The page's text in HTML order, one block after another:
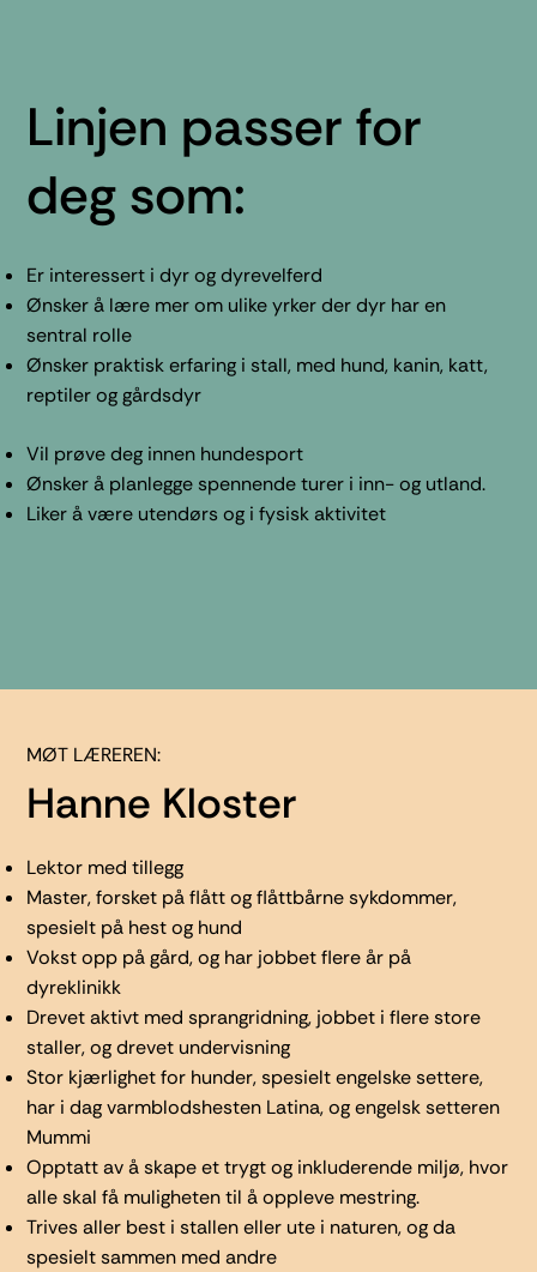
Linjen passer for
deg som:
Er interessert i dyr og dyrevelferd
Ønsker å lære mer om ulike yrker der dyr har en
sentral rolle
Ønsker praktisk erfaring i stall, med hund, kanin, katt,
reptiler og gårdsdyr
Vil prøve deg innen hundesport
Ønsker å planlegge spennende turer i inn- og utland.
Liker å være utendørs og i fysisk aktivitet
MØT LÆREREN:
Hanne Kloster
Lektor med tillegg
Master, forsket på flått og flåttbårne sykdommer,
spesielt på hest og hund
Vokst opp på gård, og har jobbet flere år på
dyreklinikk
Drevet aktivt med sprangridning, jobbet i flere store
staller, og drevet undervisning
Stor kjærlighet for hunder, spesielt engelske settere,
har i dag varmblodshesten Latina, og engelsk setteren
Mummi
Opptatt av å skape et trygt og inkluderende miljø, hvor
alle skal få muligheten til å oppleve mestring.
Trives aller best i stallen eller ute i naturen, og da
spesielt sammen med andre